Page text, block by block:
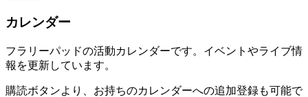
カレンダー
フラリーパッドの活動カレンダーです。イベントやライブ情
報を更新しています。
購読ボタンより、お持ちのカレンダーへの追加登録も可能で